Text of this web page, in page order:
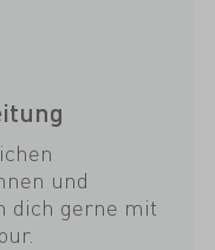
und
dich gerne mit